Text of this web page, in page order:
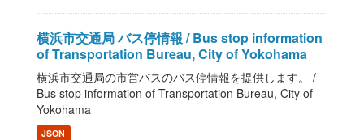
横浜市交通局 バス停情報 / Bus stop information
of Transportation Bureau, City of Yokohama
横浜市交通局の市営バスのバス停情報を提供します。 /
Bus stop information of Transportation Bureau, City of
Yokohama
JSON